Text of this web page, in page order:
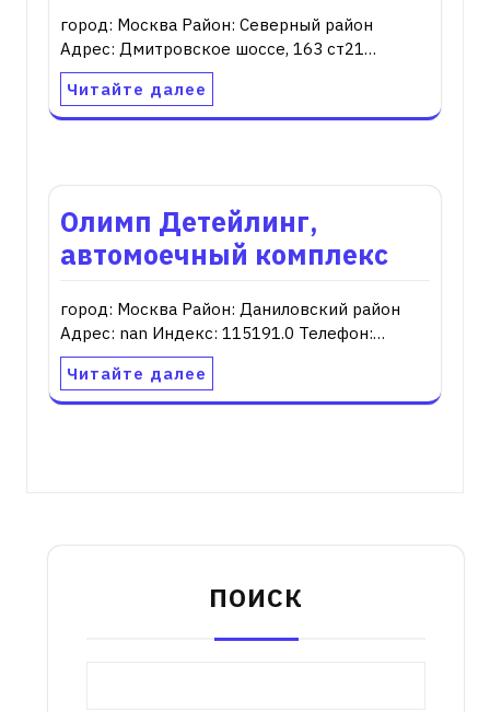
город: Москва Район: Северный район
Адрес: Дмитровское шоссе, 163 ст21…
Читайте далее
Олимп Детейлинг,
автомоечный комплекс
город: Москва Район: Даниловский район
Адрес: nan Индекс: 115191.0 Телефон:…
Читайте далее
ПОИСК